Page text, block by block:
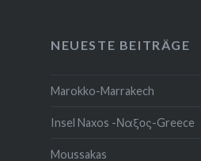
NEUESTE BEITRÄGE
Marokko-Marrakech
Insel Naxos -Ναξος-Greece
Moussakas